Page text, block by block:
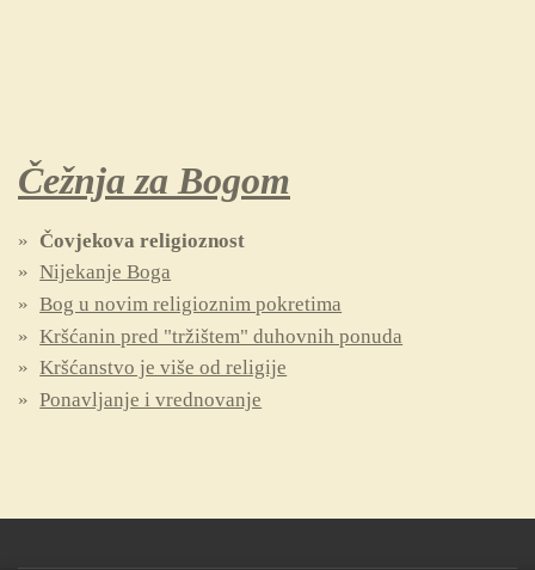
Čežnja za Bogom
Čovjekova religioznost
Nijekanje Boga
Bog u novim religioznim pokretima
Kršćanin pred "tržištem" duhovnih ponuda
Kršćanstvo je više od religije
Ponavljanje i vrednovanje